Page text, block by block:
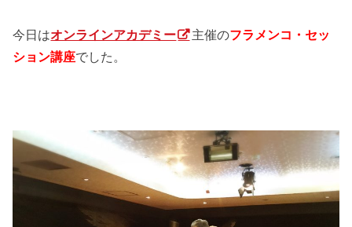
今日はオンラインアカデミー 主催のフラメンコ・セッ
ション講座でした。